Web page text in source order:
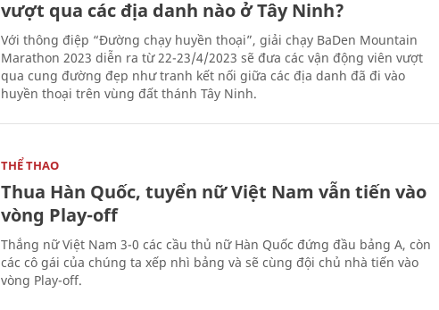
vượt qua các địa danh nào ở Tây Ninh?
Với thông điệp “Đường chạy huyền thoại”, giải chạy BaDen Mountain
Marathon 2023 diễn ra từ 22-23/4/2023 sẽ đưa các vận động viên vượt
qua cung đường đẹp như tranh kết nối giữa các địa danh đã đi vào
huyền thoại trên vùng đất thánh Tây Ninh.
THỂ THAO
Thua Hàn Quốc, tuyển nữ Việt Nam vẫn tiến vào
vòng Play-off
Thắng nữ Việt Nam 3-0 các cầu thủ nữ Hàn Quốc đứng đầu bảng A, còn
các cô gái của chúng ta xếp nhì bảng và sẽ cùng đội chủ nhà tiến vào
vòng Play-off.